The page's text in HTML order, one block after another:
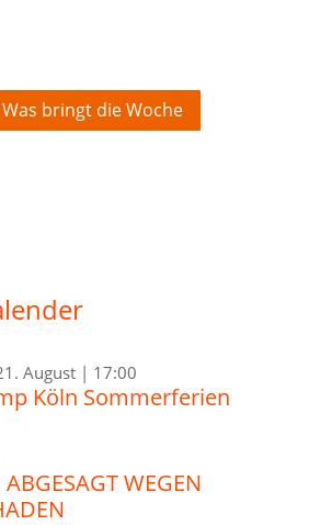
Was bringt die Woche
August | 17:00
Köln Sommerferien
WEGEN